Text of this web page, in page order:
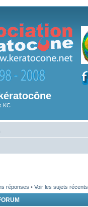
KC
réponses • Voir les sujets récents